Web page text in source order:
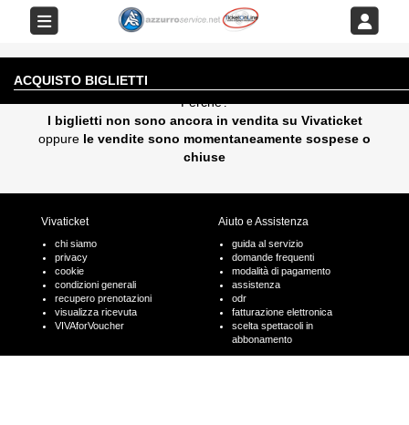
ACQUISTO BIGLIETTI
EVENTO AL MOMENTO NON DISPONIBILE
Perchè?
I biglietti non sono ancora in vendita su Vivaticket
oppure le vendite sono momentaneamente sospese o
chiuse
Vivaticket
chi siamo
privacy
cookie
condizioni generali
recupero prenotazioni
visualizza ricevuta
VIVAforVoucher
Aiuto e Assistenza
guida al servizio
domande frequenti
modalità di pagamento
assistenza
odr
fatturazione elettronica
scelta spettacoli in
abbonamento